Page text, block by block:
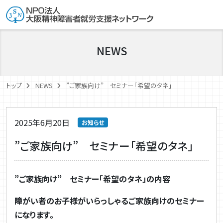
NEWS
トップ NEWS ”ご家族向け” セミナー「希望のタネ」
2025年6月20日 お知らせ
”ご家族向け” セミナー「希望のタネ」
”ご家族向け” セミナー「希望のタネ」の内容
障がい者のお子様がいらっしゃるご家族向けのセミナー
になります。